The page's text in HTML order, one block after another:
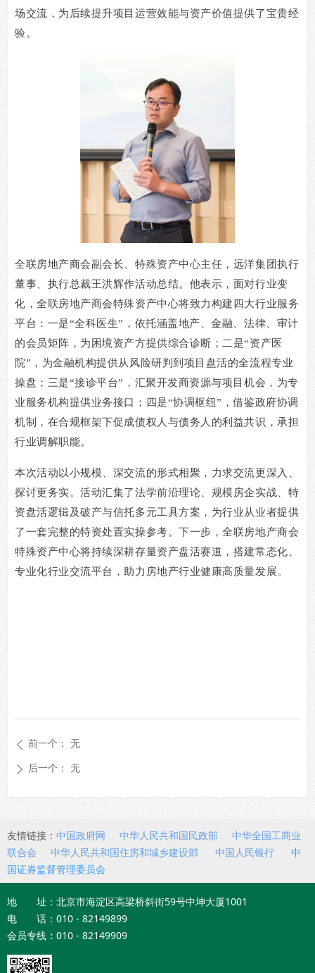
场交流，为后续提升项目运营效能与资产价值提供了宝贵经
验。
全联房地产商会副会长、特殊资产中心主任，远洋集团执行
董事、执行总裁王洪辉作活动总结。他表示，面对行业变
化，全联房地产商会特殊资产中心将致力构建四大行业服务
平台：一是“全科医生”，依托涵盖地产、金融、法律、审计
的会员矩阵，为困境资产方提供综合诊断；二是“资产医
院”，为金融机构提供从风险研判到项目盘活的全流程专业
操盘；三是“接诊平台”，汇聚开发商资源与项目机会，为专
业服务机构提供业务接口；四是“协调枢纽”，借鉴政府协调
机制，在合规框架下促成债权人与债务人的利益共识，承担
行业调解职能。
本次活动以小规模、深交流的形式相聚，力求交流更深入、
探讨更务实。活动汇集了法学前沿理论、规模房企实战、特
资盘活逻辑及破产与信托多元工具方案，为行业从业者提供
了一套完整的特资处置实操参考。下一步，全联房地产商会
特殊资产中心将持续深耕存量资产盘活赛道，搭建常态化、
专业化行业交流平台，助力房地产行业健康高质量发展。
ꄴ 前一个： 无
ꄲ 后一个： 无
友情链接： 中国政府网 中华人民共和国民政部
中华全国工商业
联合会
中华人民共和国住房和城乡建设部 中国人民银行
中
国证券监督管理委员会
地 址：北京市海淀区高梁桥斜街59号中坤大厦1001
电 话：010 - 82149899
会员专线 ： 010 - 82149909